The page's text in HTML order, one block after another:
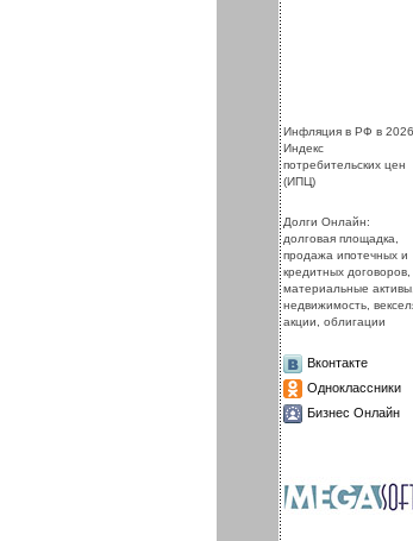
.Инфляция в РФ в 2026
Индекс
потребительских цен
(ИПЦ)
Долги Онлайн:
долговая площадка,
продажа ипотечных и
кредитных договоров,
материальные активы,
недвижимость,
акции, облигации
Вконтакте
Одноклассники
Бизнес Онлайн